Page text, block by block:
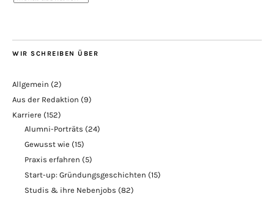
WIR SCHREIBEN ÜBER
Allgemein (2)
Aus der Redaktion (9)
Karriere (152)
Alumni-Porträts (24)
Gewusst wie (15)
Praxis erfahren (5)
Start-up: Gründungsgeschichten (15)
Studis & ihre Nebenjobs (82)